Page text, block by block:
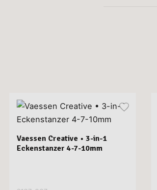
Vaessen Creative • 3-in-1
Eckenstanzer 4-7-10mm